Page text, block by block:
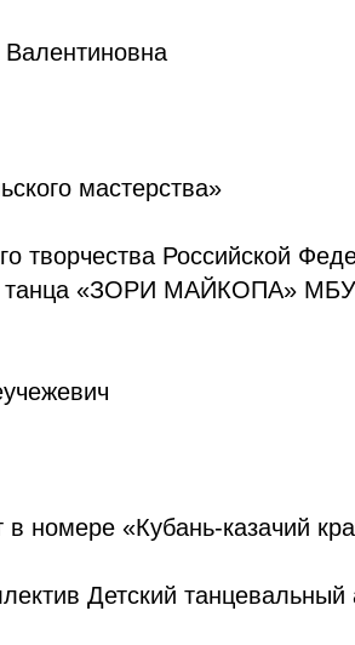
мастерства»
творчества Российской
танца «ЗОРИ МАЙКОПА»
номере «Кубань-казачий
Детский